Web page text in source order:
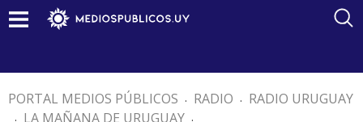
PORTAL MEDIOS PÚBLICOS . RADIO . RADIO URUGUAY
. LA MAÑANA DE URUGUAY .